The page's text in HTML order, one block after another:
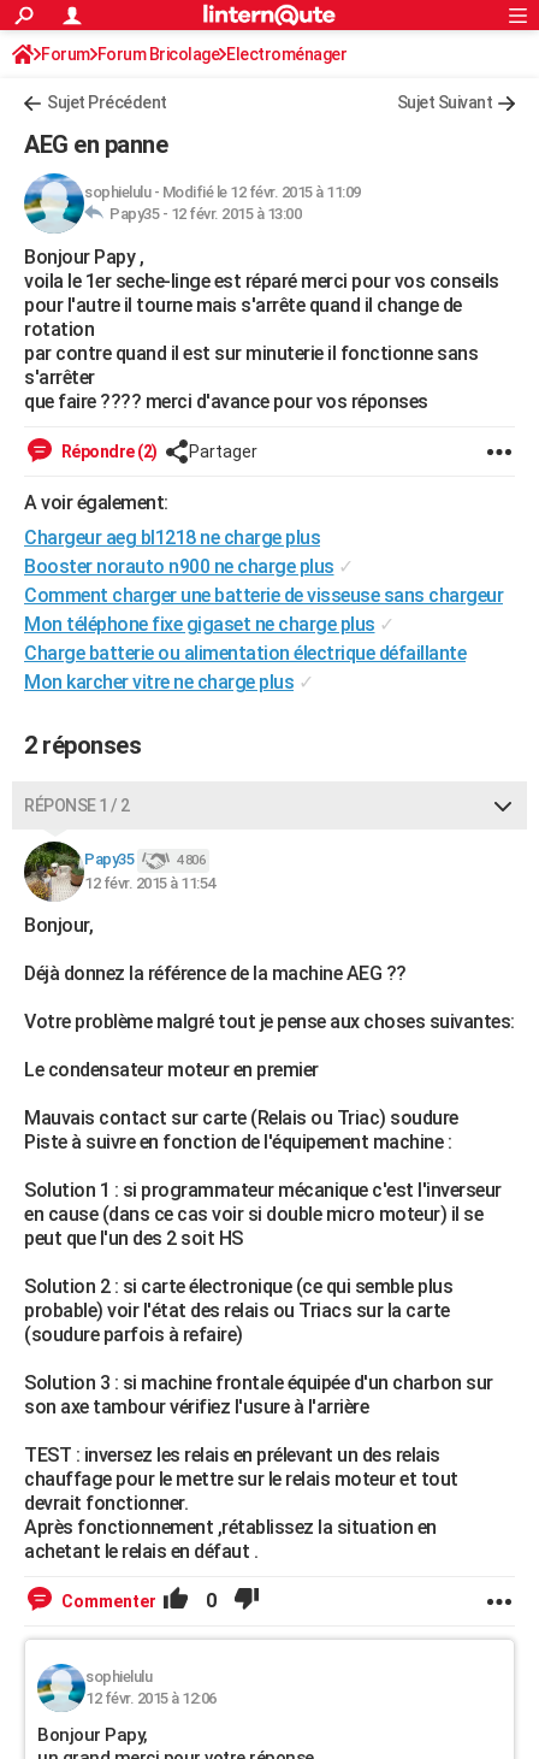
ACTUALITÉS
Politique
Société
Faits Divers
Education
Monde
Villes
+
FINANCE
Retraite
Impôts
Epargne
Immobilier
Risques naturels par ville
Banque
Assurance
Crédit
AUTO
Essais
Réserver un essai
Citadines
Berlines
SUV
Forum auto
+HIGH-TECH
Mobiles
Meilleur smartphone
Internet
Ordinateurs
Jeux vidéo
Guide high-tech
+BRICOLAGE
Forum
Aménagement intérieur
Extérieur
Cuisine
Salle de bains
Jardinage
Rangement
WEEK-END
Guides de France
Escapades
Patrimoine
Expositions
Musées
Week-end nature
Art de vivre
Bien-être
Loisirs
Mode
Modes de vie
Alimentation
Guide de la santé
Maladies
Médicaments
Sommeil
Destinations
City break
Voyage nature
Voyage de noces
Forum
Climat
+PHOTO
GUIDES D'ACHAT
BONS PLANS
Carte de Noël
Carte Bonne année
Carte Saint-Valentin
Carte Pâques
Carte d'anniversaire
DICTIONNAIRE
Dictionnaire
Biographies
Citations
Expressions
Proverbes
PROGRAMME TV
COPAINS D'AVANT
S'inscrire
Se connecter
Lycées
Collèges
Primaires
Universités
Entreprises
Service militaire
Avis de recherche
S'inscrire
Connexion
Forum Forum Bricolage Electroménager
Sujet Précédent Sujet Suivant
AEG en panne
sophielulu- Modifié le 12 févr. 2015 à 11:09
Papy35 - 12 févr. 2015 à 13:00
Bonjour Papy ,
voila le 1er seche-linge est réparé merci pour vos conseils
pour l'autre il tourne mais s'arrête quand il change de
rotation
par contre quand il est sur minuterie il fonctionne sans
s'arrêter
que faire ???? merci d'avance pour vos réponses
Répondre (2) Partager
A voir également:
Chargeur aeg bl1218 ne charge plus
Booster norauto n900 ne charge plus ✓
Comment charger une batterie de visseuse sans chargeur
Mon téléphone fixe gigaset ne charge plus ✓
Charge batterie ou alimentation électrique défaillante
Mon karcher vitre ne charge plus ✓
2 réponses
RÉPONSE 1 / 2
Papy35 4 806
12 févr. 2015 à 11:54
Bonjour,
Déjà donnez la référence de la machine AEG ??
Votre problème malgré tout je pense aux choses suivantes:
Le condensateur moteur en premier
Mauvais contact sur carte (Relais ou Triac) soudure
Piste à suivre en fonction de l'équipement machine :
Solution 1 : si programmateur mécanique c'est l'inverseur
en cause (dans ce cas voir si double micro moteur) il se
peut que l'un des 2 soit HS
Solution 2 : si carte électronique (ce qui semble plus
probable) voir l'état des relais ou Triacs sur la carte
(soudure parfois à refaire)
Solution 3 : si machine frontale équipée d'un charbon sur
son axe tambour vérifiez l'usure à l'arrière
TEST : inversez les relais en prélevant un des relais
chauffage pour le mettre sur le relais moteur et tout
devrait fonctionner.
Après fonctionnement ,rétablissez la situation en
achetant le relais en défaut .
Commenter 0
sophielulu
12 févr. 2015 à 12:06
Bonjour Papy,